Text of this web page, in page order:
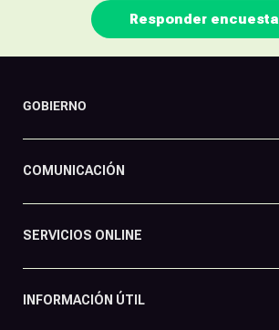
Responder encuesta
GOBIERNO
COMUNICACIÓN
SERVICIOS ONLINE
INFORMACIÓN ÚTIL